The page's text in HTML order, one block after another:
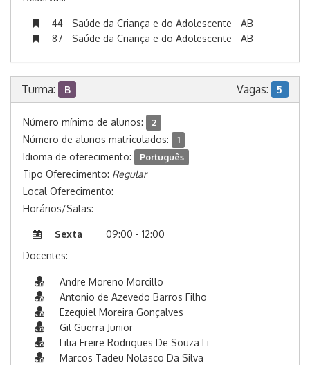
44 - Saúde da Criança e do Adolescente - AB
87 - Saúde da Criança e do Adolescente - AB
Turma: B Vagas: 5
Número mínimo de alunos: 2
Número de alunos matriculados: 1
Idioma de oferecimento: Português
Tipo Oferecimento: Regular
Local Oferecimento:
Horários/Salas:
Sexta
09:00 - 12:00
Docentes:
Andre Moreno Morcillo
Antonio de Azevedo Barros Filho
Ezequiel Moreira Gonçalves
Gil Guerra Junior
Lilia Freire Rodrigues De Souza Li
Marcos Tadeu Nolasco Da Silva